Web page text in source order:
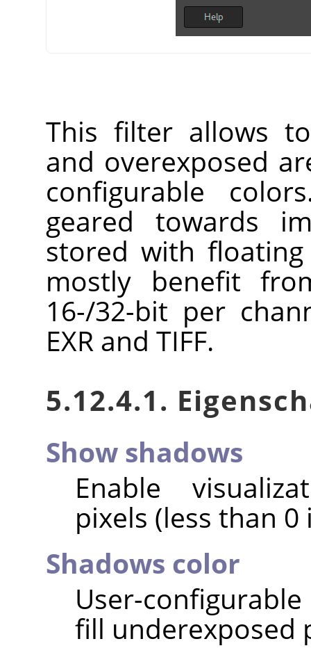
This filter allows
and overexposed
configurable
geared towards
stored with
mostly benefit
16-/32-bit per
EXR and TIFF.
5.12.4.1.
Show shadows
Enable
pixels (less than
Shadows color
User-
fill underexposed